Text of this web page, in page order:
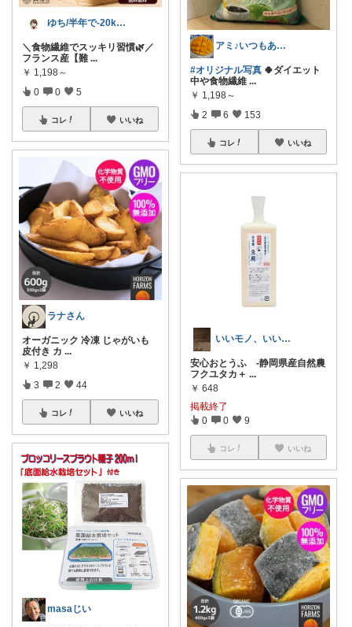
ゆち/半年で-20kgの管理栄養士
＼食物繊維でスッキリ習慣🌿／
フランス産【難 ...
￥ 1,198～
0 0 5
コレ いいね
ラナさん
オーガニック 冷凍 じゃがいも
皮付き カ ...
￥ 1,298
3 2 44
コレ いいね
masaじい
アミ♪いつもありがとうございます💕
#オリジナル写真 🍀ダイエット
中や食物繊維 ...
￥ 1,198～
2 6 153
コレ いいね
いいモノ、いい今日、いい明日
安心おとうふ ‐静岡県産自然農
フクユタカ＋ ...
￥ 648
掲載終了
0 0 9
コレ いいね